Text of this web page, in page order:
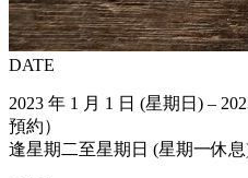
DATE
2023 年 1 月 1 日 (星期日) –
預約）
逢星期二至星期日 (星期一休